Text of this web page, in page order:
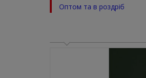
Оптом та в роздріб